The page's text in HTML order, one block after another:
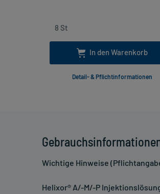
Wichtige Hinweise
Helixor® A/-M/-P
In den Warenkorb
Detail- & Pflichtinformationen